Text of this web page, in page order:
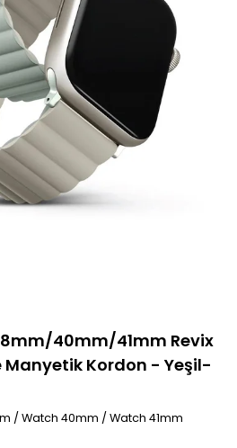
40mm/41mm Revix
Manyetik Kordon - Yeşil-
/ Watch 40mm / Watch 41mm